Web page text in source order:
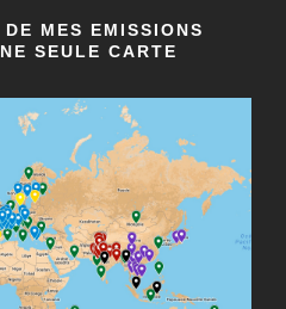
MES EMISSIONS
SEULE CARTE